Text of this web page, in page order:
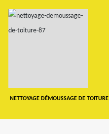
NETTOYAGE DÉMOUSSAGE DE TOITURE